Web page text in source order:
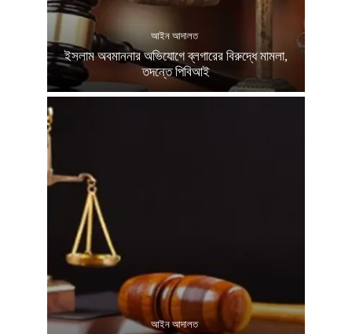
আইন আদালত
ইসলাম অবমাননার অভিযোগে ব্লগারের বিরুদ্ধে মামলা,
তদন্তে পিবিআই
আইন আদালত